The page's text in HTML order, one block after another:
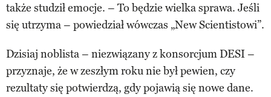
także studził emocje. – To będzie wielka sprawa. Jeśli
się utrzyma – powiedział wówczas „New Scientistowi”.
Dzisiaj noblista – niezwiązany z konsorcjum DESI –
przyznaje, że w zeszłym roku nie był pewien, czy
rezultaty się potwierdzą, gdy pojawią się nowe dane.